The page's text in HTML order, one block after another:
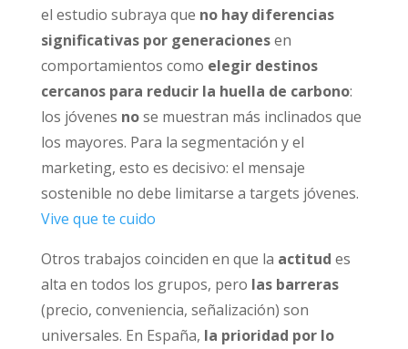
el estudio subraya que no hay diferencias
significativas por generacionesen
comportamientos como elegir destinos
cercanos para reducir la huella de carbono:
los jóvenes nose muestran más inclinados que
los mayores. Para la segmentación y el
marketing, esto es decisivo: el mensaje
sostenible no debe limitarse a targets jóvenes.
Vive que te cuido
Otros trabajos coinciden en que la actitud es
alta en todos los grupos, pero las barreras
(precio, conveniencia, señalización) son
universales. En España, la prioridad por lo